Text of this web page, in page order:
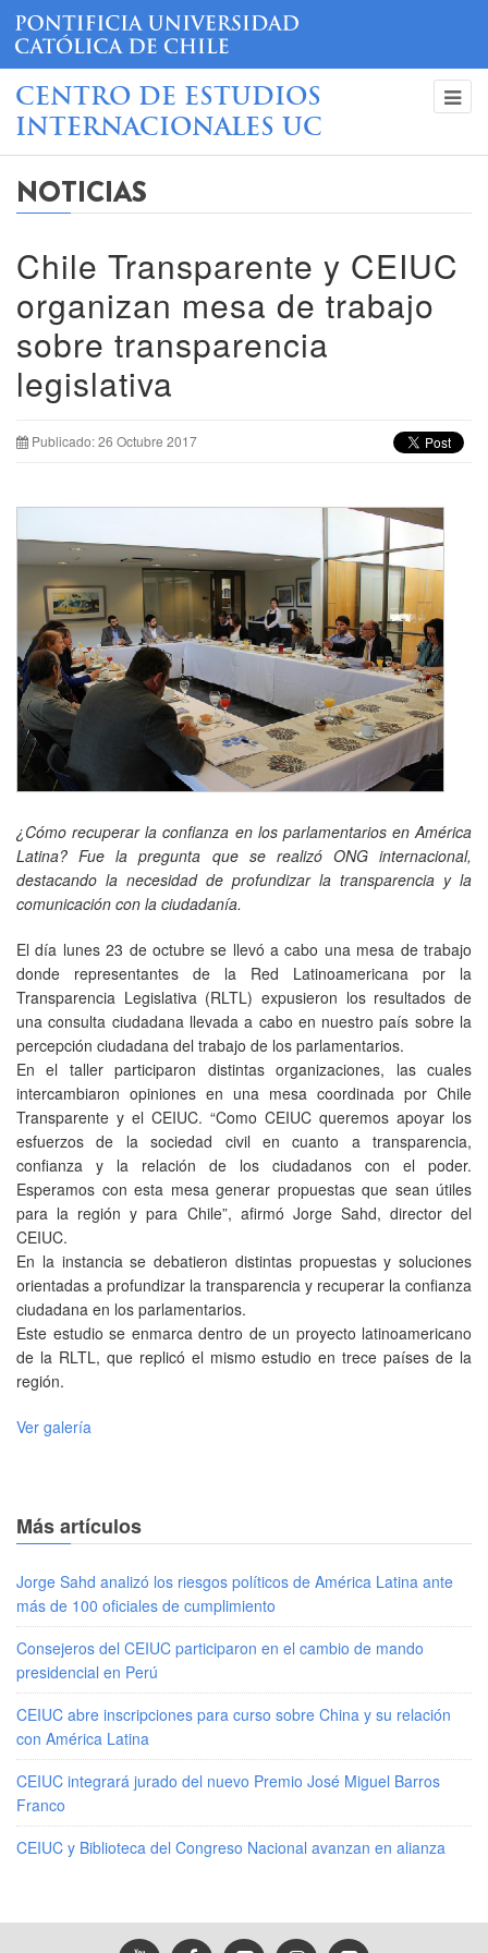
CENTRO DE ESTUDIOS
INTERNACIONALES UC
NOTICIAS
Chile Transparente y CEIUC
organizan mesa de trabajo
sobre transparencia
legislativa
Publicado: 26 Octubre 2017
¿Cómo recuperar la confianza en los parlamentarios en América
Latina? Fue la pregunta que se realizó ONG internacional,
destacando la necesidad de profundizar la transparencia y la
comunicación con la ciudadanía.
El día lunes 23 de octubre se llevó a cabo una mesa de trabajo
donde representantes de la Red Latinoamericana por la
Transparencia Legislativa (RLTL) expusieron los resultados de
una consulta ciudadana llevada a cabo en nuestro país sobre la
percepción ciudadana del trabajo de los parlamentarios.
En el taller participaron distintas organizaciones, las cuales
intercambiaron opiniones en una mesa coordinada por Chile
Transparente y el CEIUC. “Como CEIUC queremos apoyar los
esfuerzos de la sociedad civil en cuanto a transparencia,
confianza y la relación de los ciudadanos con el poder.
Esperamos con esta mesa generar propuestas que sean útiles
para la región y para Chile”, afirmó Jorge Sahd, director del
CEIUC.
En la instancia se debatieron distintas propuestas y soluciones
orientadas a profundizar la transparencia y recuperar la confianza
ciudadana en los parlamentarios.
Este estudio se enmarca dentro de un proyecto latinoamericano
de la RLTL, que replicó el mismo estudio en trece países de la
región.
Ver galería
Más artículos
Jorge Sahd analizó los riesgos políticos de América Latina ante
más de 100 oficiales de cumplimiento
Consejeros del CEIUC participaron en el cambio de mando
presidencial en Perú
CEIUC abre inscripciones para curso sobre China y su relación
con América Latina
CEIUC integrará jurado del nuevo Premio José Miguel Barros
Franco
CEIUC y Biblioteca del Congreso Nacional avanzan en alianza